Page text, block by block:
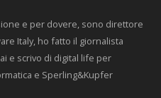
e per dovere, sono direttore
Italy, ho fatto il giornalista
e scrivo di digital life per
e Sperling&Kupfer